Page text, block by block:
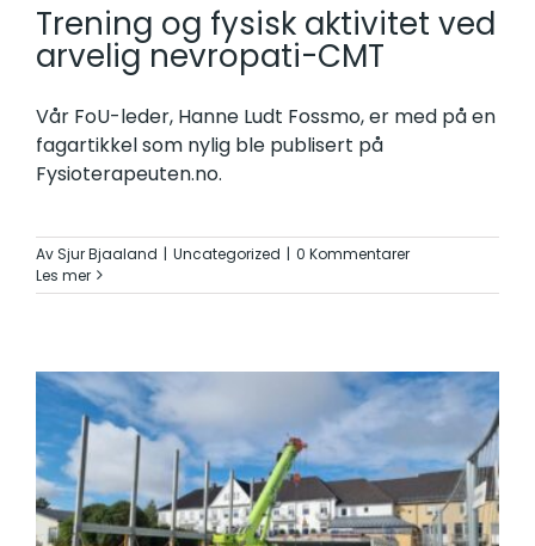
Trening og fysisk aktivitet ved
arvelig nevropati-CMT
Vår FoU-leder, Hanne Ludt Fossmo, er med på en
fagartikkel som nylig ble publisert på
Fysioterapeuten.no.
AvSjur Bjaaland | Uncategorized | 0 Kommentarer
Les mer